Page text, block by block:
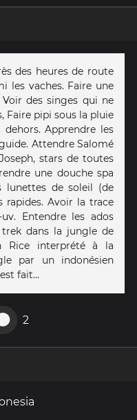
des heures de route
les vaches. Faire une
des singes qui ne
Faire pipi sous la pluie
Apprendre les
Attendre Salomé
stars de toutes
une douche spa
lunettes de soleil (de
rapides. Avoir la trace
Entendre les ados
dans la jungle de
Rice interprété à la
par un indonésien
fait...
2